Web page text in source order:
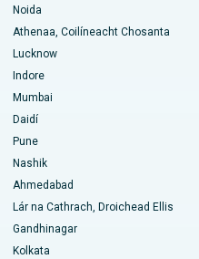
Bangalore
Road, Visakhapatnam
Nagar, Karimnagar
Warangal
Arera, Bhopal
Noida
Athenaa, Coilíneacht Chosanta
Lucknow
Indore
Mumbai
Daidí
Pune
Nashik
Ahmedabad
Lár na Cathrach, Droichead Ellis
Gandhinagar
Kolkata